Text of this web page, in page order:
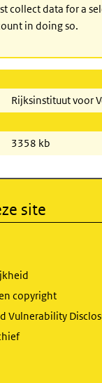
collect data for a
in doing so.
Rijksinstituut voor
3358 kb
site
copyright
Vulnerability